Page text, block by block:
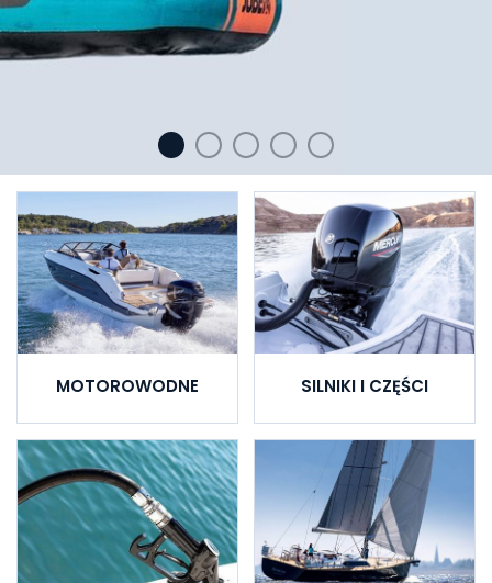
MOTOROWODNE SILNIKI I CZĘŚCI